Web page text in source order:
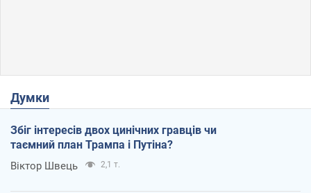
Думки
Збіг інтересів двох цинічних гравців чи
таємний план Трампа і Путіна?
Віктор Швець 2,1 т.